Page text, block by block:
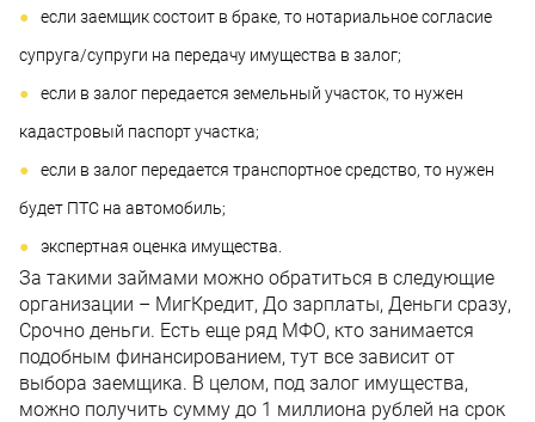
если заемщик состоит в браке, то нотариальное согласие
супруга/супруги на передачу имущества в залог;
если в залог передается земельный участок, то нужен
кадастровый паспорт участка;
если в залог передается транспортное средство, то нужен
будет ПТС на автомобиль;
экспертная оценка имущества.
За такими займами можно обратиться в следующие
организации – МигКредит, До зарплаты, Деньги сразу,
Срочно деньги. Есть еще ряд МФО, кто занимается
подобным финансированием, тут все зависит от
выбора заемщика. В целом, под залог имущества,
можно получить сумму до 1 миллиона рублей на срок